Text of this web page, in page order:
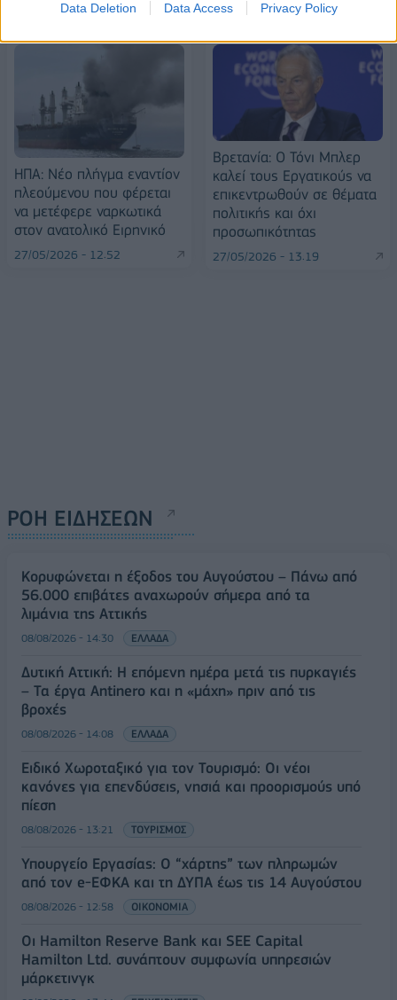
Data Deletion Data Access Privacy Policy
ΗΠΑ: Νέο πλήγμα εναντίον
πλεούμενου που φέρεται
να μετέφερε ναρκωτικά
στον ανατολικό Ειρηνικό
27/05/2026 - 12:52
Βρετανία: Ο Τόνι Μπλερ
καλεί τους Εργατικούς να
επικεντρωθούν σε θέματα
πολιτικής και όχι
προσωπικότητας
27/05/2026 - 13:19
ΡΟΗ ΕΙΔΗΣΕΩΝ
Κορυφώνεται η έξοδος του Αυγούστου – Πάνω από
56.000 επιβάτες αναχωρούν σήμερα από τα
λιμάνια της Αττικής
08/08/2026 - 14:30 ΕΛΛΑΔΑ
Δυτική Αττική: Η επόμενη ημέρα μετά τις πυρκαγιές
– Τα έργα Antinero και η «μάχη» πριν από τις
βροχές
08/08/2026 - 14:08 ΕΛΛΑΔΑ
Ειδικό Χωροταξικό για τον Τουρισμό: Οι νέοι
κανόνες για επενδύσεις, νησιά και προορισμούς υπό
πίεση
08/08/2026 - 13:21 ΤΟΥΡΙΣΜΟΣ
Υπουργείο Εργασίας: Ο “χάρτης” των πληρωμών
από τον e-ΕΦΚΑ και τη ΔΥΠΑ έως τις 14 Αυγούστου
08/08/2026 - 12:58 ΟΙΚΟΝΟΜΙΑ
Οι Hamilton Reserve Bank και SEE Capital
Hamilton Ltd. συνάπτουν συμφωνία υπηρεσιών
μάρκετινγκ